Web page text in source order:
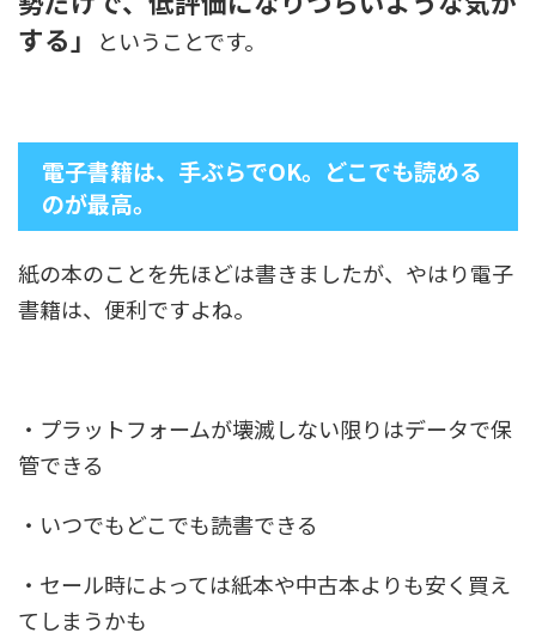
する」
ということです。
電子書籍は、手ぶらでOK。どこでも読める
のが最高。
紙の本のことを先ほどは書きましたが、やはり電子
書籍は、便利ですよね。
・プラットフォームが壊滅しない限りはデータで保
管できる
・いつでもどこでも読書できる
・セール時によっては紙本や中古本よりも安く買え
てしまうかも